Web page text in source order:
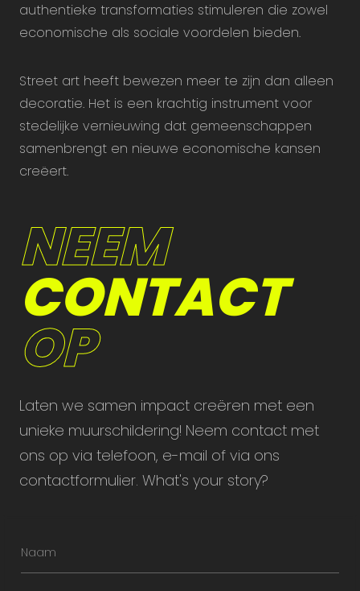
authentieke transformaties stimuleren die zowel
economische als sociale voordelen bieden.
Street art heeft bewezen meer te zijn dan alleen
decoratie. Het is een krachtig instrument voor
stedelijke vernieuwing dat gemeenschappen
samenbrengt en nieuwe economische kansen
creëert.
NEEM
CONTACT
OP
Laten we samen impact creëren met een
unieke muurschildering! Neem contact met
ons op via telefoon, e-mail of via ons
contactformulier. What's your story?